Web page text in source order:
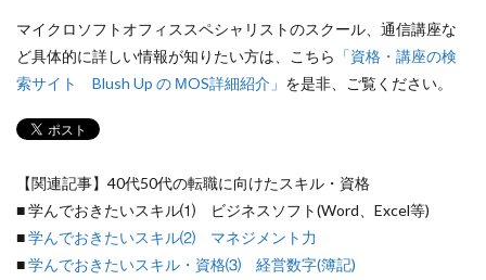
マイクロソフトオフィススペシャリストのスクール、通信講座な
ど具体的に詳しい情報が知りたい方は、こちら 「資格・講座の検
索サイト Blush Up の МOS詳細紹介」 を是非、ご覧ください。
【関連記事】40代50代の転職に向けたスキル・資格
■ 学んでおきたいスキル⑴ ビジネスソフト(Word、Excel等)
■学んでおきたいスキル⑵ マネジメント力
■学んでおきたいスキル・資格⑶ 経営数字(簿記)